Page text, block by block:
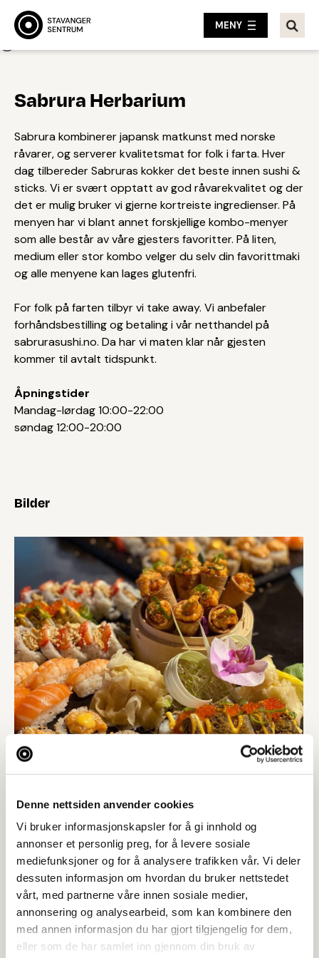
Denne nettsiden anvender cookies
Vi bruker informasjonskapsler for å gi innhold og
annonser et personlig preg, for å levere sosiale
mediefunksjoner og for å analysere trafikken vår. Vi deler
dessuten informasjon om hvordan du bruker nettstedet
vårt, med partnerne våre innen sosiale medier,
annonsering og analysearbeid, som kan kombinere den
med annen informasjon du har gjort tilgjengelig for dem,
eller som de har samlet inn gjennom din bruk av
MENY
Sabrura Herbarium
Sabrura kombinerer japansk matkunst med norske
råvarer, og serverer kvalitetsmat for folk i farta. Hver
dag tilbereder Sabruras kokker det beste innen sushi &
sticks. Vi er svært opptatt av god råvarekvalitet og der
det er mulig bruker vi gjerne kortreiste ingredienser. På
menyen har vi blant annet forskjellige kombo-menyer
som alle består av våre gjesters favoritter. På liten,
medium eller stor kombo velger du selv din favorittmaki
og alle menyene kan lages glutenfri.
For folk på farten tilbyr vi take away. Vi anbefaler
forhåndsbestilling og betaling i vår netthandel på
sabrurasushi.no. Da har vi maten klar når gjesten
kommer til avtalt tidspunkt.
Åpningstider
Mandag-lørdag 10:00-22:00
søndag 12:00-20:00
Bilder